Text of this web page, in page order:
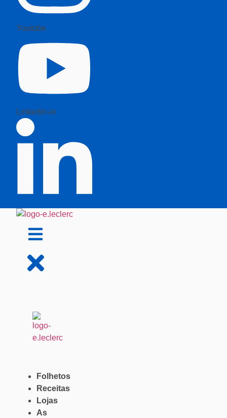
Youtube
Linkedin-in
Folhetos
Receitas
Lojas
As